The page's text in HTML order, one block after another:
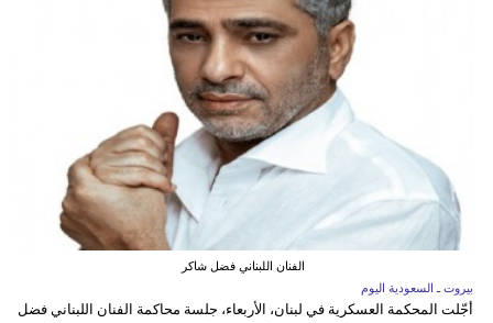
الفنان اللبناني فضل شاكر
بيروت ـ السعودية اليوم
أجّلت المحكمة العسكرية في لبنان، الأربعاء، جلسة محاكمة الفنان اللبناني فضل